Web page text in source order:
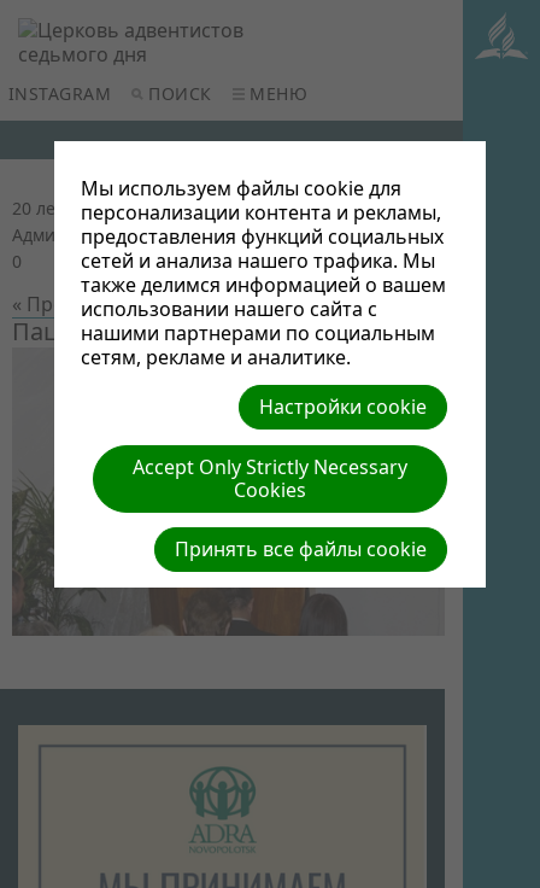
INSTAGRAM ПОИСК МЕНЮ
20 лет церкви в Новополоцке| Автор: Виктор
Админ | Размер (МБ): 0.06 |Скачать| Просмотров:
0
« ПредыдущийСледующий »
Пацукевич Гена в Новополоцке
Мы используем файлы cookie для
персонализации контента и рекламы,
предоставления функций социальных
сетей и анализа нашего трафика. Мы
также делимся информацией о вашем
использовании нашего сайта с
нашими партнерами по социальным
сетям, рекламе и аналитике.
Настройки cookie
Accept Only Strictly Necessary
Cookies
Принять все файлы cookie